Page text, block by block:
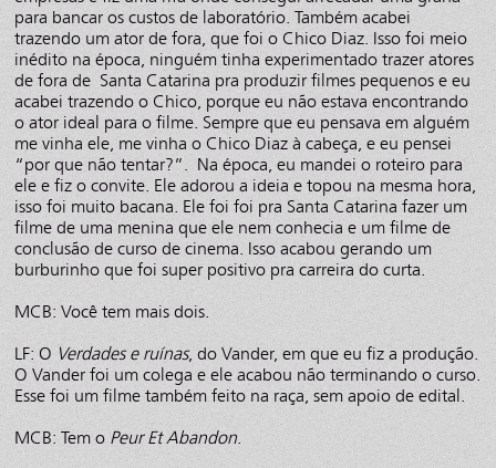
para bancar os custos de laboratório. Também acabei
trazendo um ator de fora, que foi o Chico Diaz. Isso foi meio
inédito na época, ninguém tinha experimentado trazer atores
de fora de Santa Catarina pra produzir filmes pequenos e eu
acabei trazendo o Chico, porque eu não estava encontrando
o ator ideal para o filme. Sempre que eu pensava em alguém
me vinha ele, me vinha o Chico Diaz à cabeça, e eu pensei
“por que não tentar?”. Na época, eu mandei o roteiro para
ele e fiz o convite. Ele adorou a ideia e topou na mesma hora,
isso foi muito bacana. Ele foi foi pra Santa Catarina fazer um
filme de uma menina que ele nem conhecia e um filme de
conclusão de curso de cinema. Isso acabou gerando um
burburinho que foi super positivo pra carreira do curta.
MCB: Você tem mais dois.
LF: O Verdades e ruínas, do Vander, em que eu fiz a produção.
O Vander foi um colega e ele acabou não terminando o curso.
Esse foi um filme também feito na raça, sem apoio de edital.
MCB: Tem o Peur Et Abandon.